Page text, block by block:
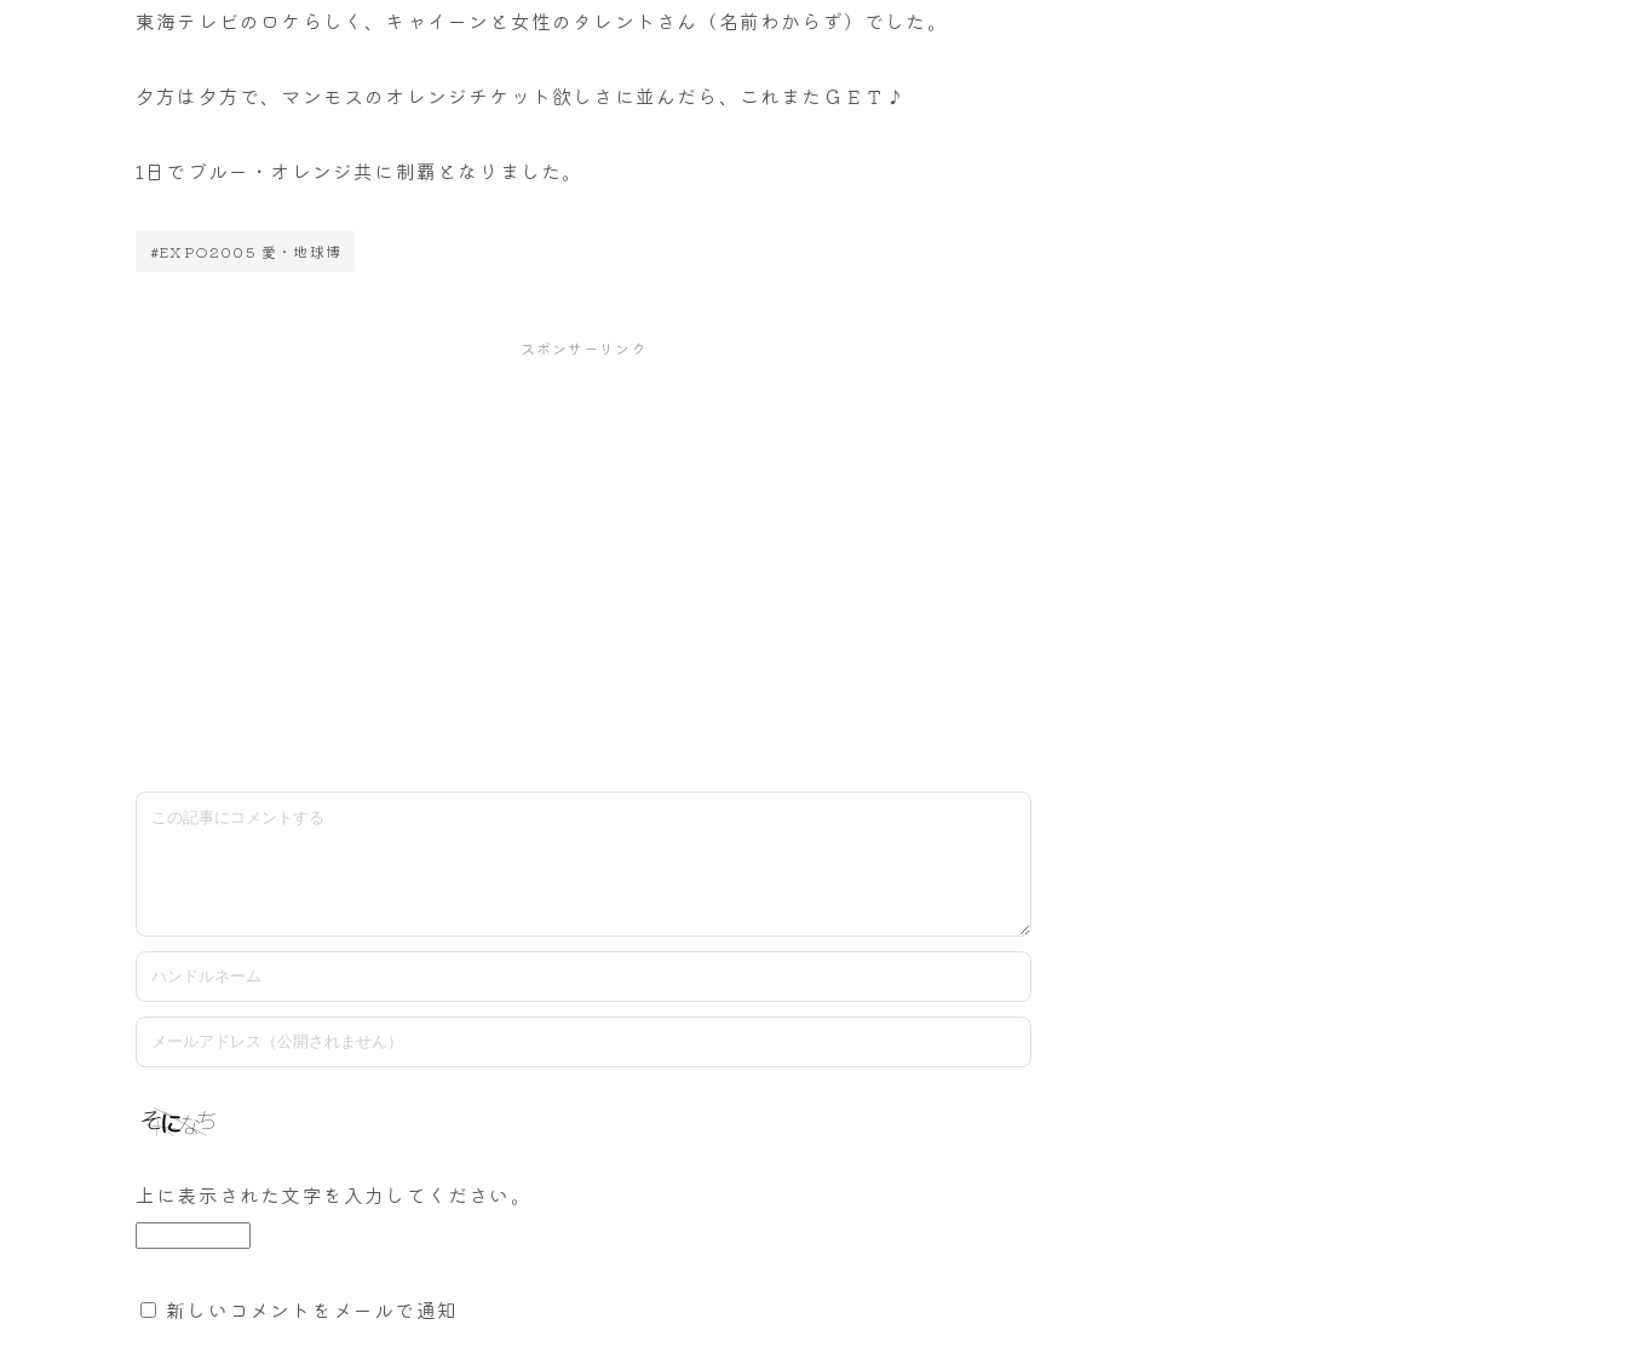
東海テレビのロケらしく、キャイーンと女性のタレントさん（名前わからず）でした。
夕方は夕方で、マンモスのオレンジチケット欲しさに並んだら、これまたＧＥＴ♪
1日でブルー・オレンジ共に制覇となりました。
#EXPO2005 愛・地球博
スポンサーリンク
上に表示された文字を入力してください。
新しいコメントをメールで通知